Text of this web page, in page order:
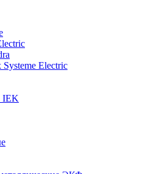
Electric
IEK